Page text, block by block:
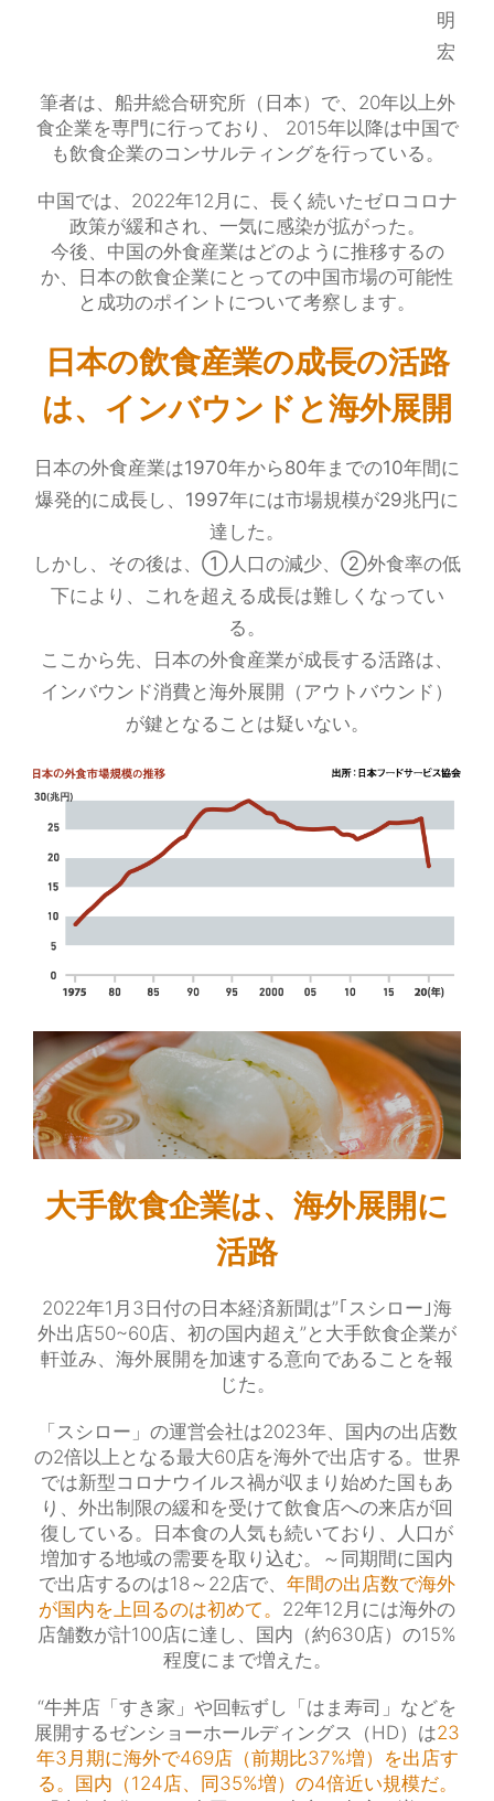
明
宏
筆者は、船井総合研究所（日本）で、20年以上外
食企業を専門に行っており、 2015年以降は中国で
も飲食企業のコンサルティングを行っている。
中国では、2022年12月に、長く続いたゼロコロナ
政策が緩和され、一気に感染が拡がった。
今後、中国の外食産業はどのように推移するの
か、日本の飲食企業にとっての中国市場の可能性
と成功のポイントについて考察します。
日本の飲食産業の成長の活路
は、インバウンドと海外展開
日本の外食産業は1970年から80年までの10年間に
爆発的に成長し、1997年には市場規模が29兆円に
達した。
しかし、その後は、①人口の減少、②外食率の低
下により、これを超える成長は難しくなってい
る。
ここから先、日本の外食産業が成長する活路は、
インバウンド消費と海外展開（アウトバウンド）
が鍵となることは疑いない。
大手飲食企業は、海外展開に
活路
2022年1月3日付の日本経済新聞は”｢スシロー｣海
外出店50~60店、初の国内超え”と大手飲食企業が
軒並み、海外展開を加速する意向であることを報
じた。
「スシロー」の運営会社は2023年、国内の出店数
の2倍以上となる最大60店を海外で出店する。世界
では新型コロナウイルス禍が収まり始めた国もあ
り、外出制限の緩和を受けて飲食店への来店が回
復している。日本食の人気も続いており、人口が
増加する地域の需要を取り込む。～同期間に国内
で出店するのは18～22店で、 年間の出店数で海外
が国内を上回るのは初めて。 22年12月には海外の
店舗数が計100店に達し、国内（約630店）の15%
程度にまで増えた。
“牛丼店「すき家」や回転ずし「はま寿司」などを
展開するゼンショーホールディングス（HD）は23
年3月期に海外で469店（前期比37%増）を出店す
る。国内（124店、同35%増）の4倍近い規模だ。